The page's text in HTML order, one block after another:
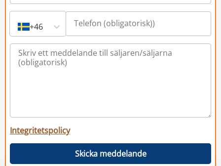
+46
Integritetspolicy
Skicka meddelande